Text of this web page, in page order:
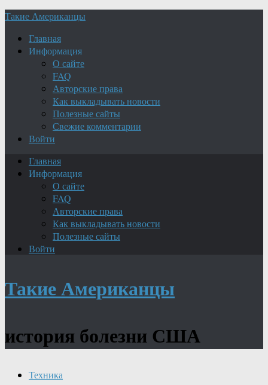
Такие Американцы
Главная
Информация
О сайте
FAQ
Авторские права
Как выкладывать новости
Полезные сайты
Свежие комментарии
Войти
Главная
Информация
О сайте
FAQ
Авторские права
Как выкладывать новости
Полезные сайты
Войти
Такие Американцы
история болезни США
Техника